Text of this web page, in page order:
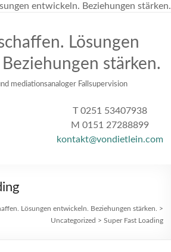
Lösungen
stärken.
mediationsanaloger Fallsupervision
T 0251 53407938
M 0151 27288899
kontakt@vondietlein.com
Lösungen entwickeln. Beziehungen stärken.
>
Uncategorized > Super Fast Loading